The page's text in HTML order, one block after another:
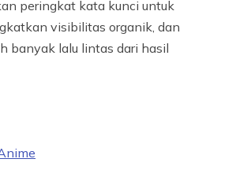
peringkat kata kunci untuk
visibilitas organik, dan
banyak lalu lintas dari hasil